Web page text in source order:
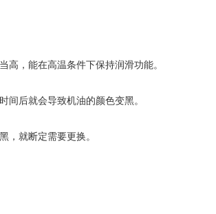
高，能在高温条件下保持润滑功能。
间后就会导致机油的颜色变黑。
，就断定需要更换。